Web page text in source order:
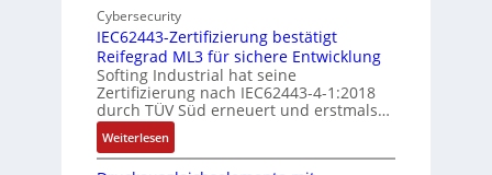
g
e
d
u
t
r
i
e
-
b
i
f
u
n
k
m
Cybersecurity
IEC62443-Zertifizierung bestätigt
Reifegrad ML3 für sichere Entwicklung
Softing Industrial hat seine
Zertifizierung nach IEC62443-4-1:2018
durch TÜV Süd erneuert und erstmals…
Weiterlesen:
I